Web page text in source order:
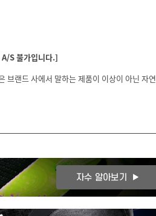
S 불가입니다.]
브랜드 사에서 말하는 제품이 이상이 아닌 자연